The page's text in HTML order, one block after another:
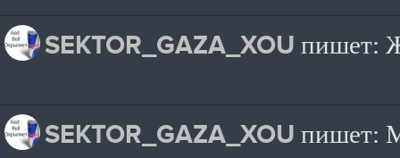
SEKTOR_GAZA_XOU пишет:
SEKTOR_GAZA_XOU пишет: